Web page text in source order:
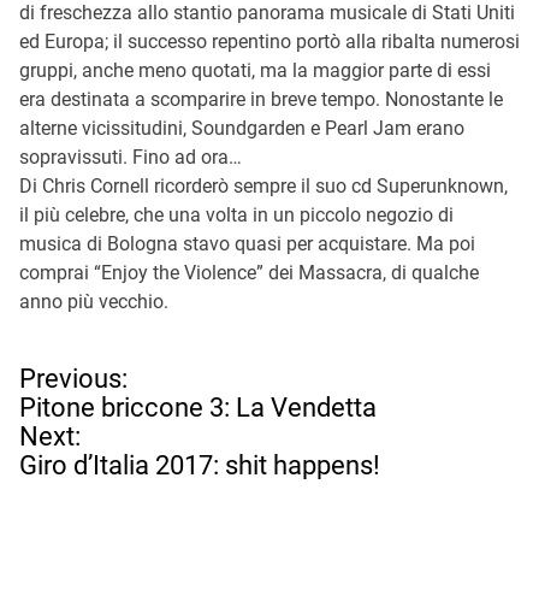
di freschezza allo stantio panorama musicale di Stati Uniti
ed Europa; il successo repentino portò alla ribalta numerosi
gruppi, anche meno quotati, ma la maggior parte di essi
era destinata a scomparire in breve tempo. Nonostante le
alterne vicissitudini, Soundgarden e Pearl Jam erano
sopravissuti. Fino ad ora…
Di Chris Cornell ricorderò sempre il suo cd Superunknown,
il più celebre, che una volta in un piccolo negozio di
musica di Bologna stavo quasi per acquistare. Ma poi
comprai “Enjoy the Violence” dei Massacra, di qualche
anno più vecchio.
N
a
v
i
g
Previous:
Pitone briccone 3: La Vendetta
Next:
Giro d’Italia 2017: shit happens!